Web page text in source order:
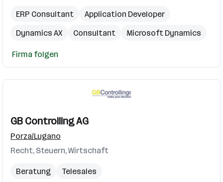
ERP Consultant
Application Developer
Dynamics AX
Consultant Microsoft Dynamics
Firma folgen
GB Controlling AG
Porza/Lugano
Recht, Steuern, Wirtschaft
Beratung Telesales